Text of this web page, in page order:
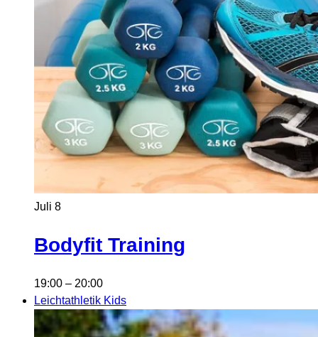
Juli 8
Bodyfit Training
19:00 – 20:00
Leichtathletik Kids